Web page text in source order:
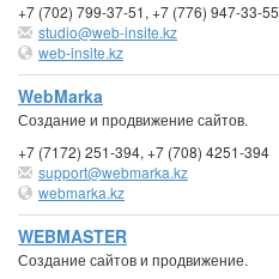
+7 (702) 799-37-51, +7 (776) 947-33-55
studio@web-insite.kz
web-insite.kz
WebMarka
Создание и продвижение сайтов.
+7 (7172) 251-394, +7 (708) 4251-394
support@webmarka.kz
webmarka.kz
WEBMASTER
Создание сайтов и продвижение.